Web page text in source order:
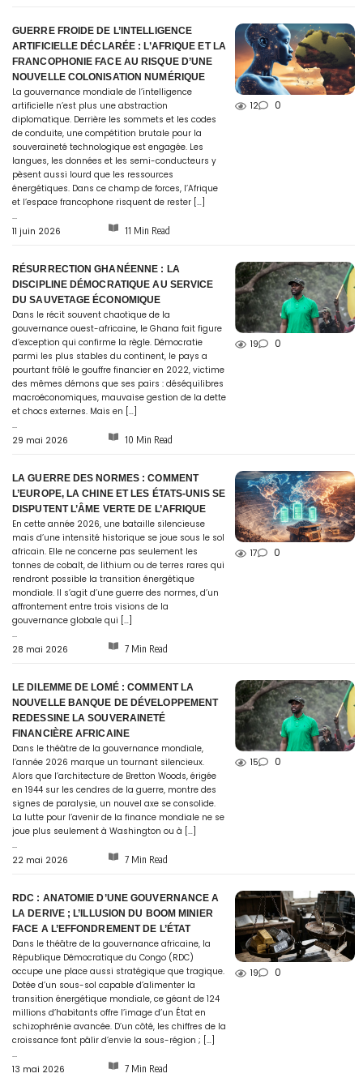
GUERRE FROIDE DE L’INTELLIGENCE
ARTIFICIELLE DÉCLARÉE : L’AFRIQUE ET LA
FRANCOPHONIE FACE AU RISQUE D’UNE
NOUVELLE COLONISATION NUMÉRIQUE
La gouvernance mondiale de l’intelligence
artificielle n’est plus une abstraction
diplomatique. Derrière les sommets et les codes
de conduite, une compétition brutale pour la
souveraineté technologique est engagée. Les
langues, les données et les semi-conducteurs y
pèsent aussi lourd que les ressources
énergétiques. Dans ce champ de forces, l’Afrique
et l’espace francophone risquent de rester […]
...
11 juin 2026
11 Min Read
12 0
RÉSURRECTION GHANÉENNE : LA
DISCIPLINE DÉMOCRATIQUE AU SERVICE
DU SAUVETAGE ÉCONOMIQUE
Dans le récit souvent chaotique de la
gouvernance ouest-africaine, le Ghana fait figure
d’exception qui confirme la règle. Démocratie
parmi les plus stables du continent, le pays a
pourtant frôlé le gouffre financier en 2022, victime
des mêmes démons que ses pairs : déséquilibres
macroéconomiques, mauvaise gestion de la dette
et chocs externes. Mais en […]
...
29 mai 2026
10 Min Read
19 0
LA GUERRE DES NORMES : COMMENT
L’EUROPE, LA CHINE ET LES ÉTATS-UNIS SE
DISPUTENT L’ÂME VERTE DE L’AFRIQUE
En cette année 2026, une bataille silencieuse
mais d’une intensité historique se joue sous le sol
africain. Elle ne concerne pas seulement les
tonnes de cobalt, de lithium ou de terres rares qui
rendront possible la transition énergétique
mondiale. Il s’agit d’une guerre des normes, d’un
affrontement entre trois visions de la
gouvernance globale qui […]
...
28 mai 2026
7 Min Read
17 0
LE DILEMME DE LOMÉ : COMMENT LA
NOUVELLE BANQUE DE DÉVELOPPEMENT
REDESSINE LA SOUVERAINETÉ
FINANCIÈRE AFRICAINE
Dans le théâtre de la gouvernance mondiale,
l’année 2026 marque un tournant silencieux.
Alors que l’architecture de Bretton Woods, érigée
en 1944 sur les cendres de la guerre, montre des
signes de paralysie, un nouvel axe se consolide.
La lutte pour l’avenir de la finance mondiale ne se
joue plus seulement à Washington ou à […]
...
22 mai 2026
7 Min Read
15 0
RDC : ANATOMIE D’UNE GOUVERNANCE A
LA DERIVE ; L’ILLUSION DU BOOM MINIER
FACE A L’EFFONDREMENT DE L’ÉTAT
Dans le théâtre de la gouvernance africaine, la
République Démocratique du Congo (RDC)
occupe une place aussi stratégique que tragique.
Dotée d’un sous-sol capable d’alimenter la
transition énergétique mondiale, ce géant de 124
millions d’habitants offre l’image d’un État en
schizophrénie avancée. D’un côté, les chiffres de la
croissance font pâlir d’envie la sous-région ; […]
...
13 mai 2026
7 Min Read
19 0